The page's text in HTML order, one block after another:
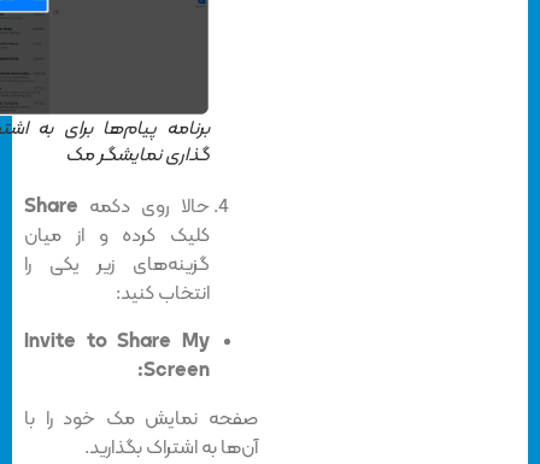
برنامه پیام‌ها برای به اشتراک
گذاری نمایشگر مک
حالا روی دکمهShare
کلیک کرده و از میان
گزینه‌های زیر یکی را
انتخاب کنید:
Invite to Share My
Screen:
صفحه نمایش مک خود را با
آن‌ها به اشتراک بگذارید.